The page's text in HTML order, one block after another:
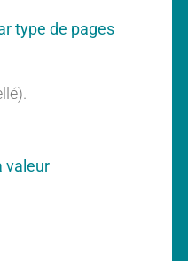
r
nr
type de pages
valeur